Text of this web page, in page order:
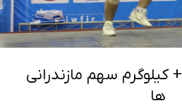
سه طلا دسته ۱۰۲+ کیلوگرم سهم مازندرانی
ها